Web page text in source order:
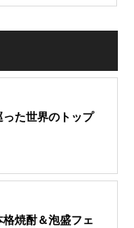
た世界のトップ
格焼酎＆泡盛フェ